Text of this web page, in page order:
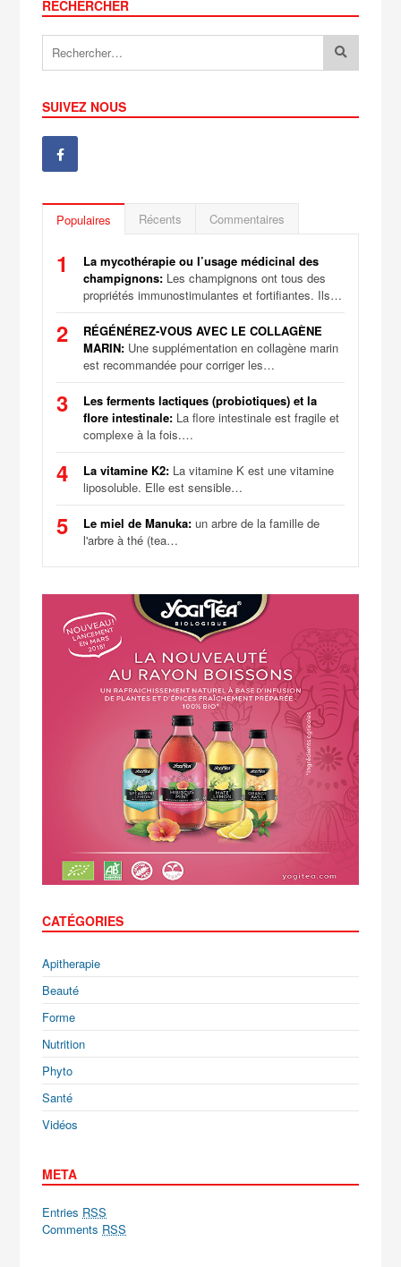
RECHERCHER
SUIVEZ NOUS
Populaires Récents Commentaires
1
La mycothérapie ou l’usage médicinal des
champignons: Les champignons ont tous des
propriétés immunostimulantes et fortifiantes. Ils…
2
RÉGÉNÉREZ-VOUS AVEC LE COLLAGÈNE
MARIN: Une supplémentation en collagène marin
est recommandée pour corriger les…
3
Les ferments lactiques (probiotiques) et la
flore intestinale: La flore intestinale est fragile et
complexe à la fois.…
4 La vitamine K2: La vitamine K est une vitamine
liposoluble. Elle est sensible…
5 Le miel de Manuka: un arbre de la famille de
l'arbre à thé (tea…
CATÉGORIES
Apitherapie
Beauté
Forme
Nutrition
Phyto
Santé
Vidéos
META
Entries RSS
Comments RSS